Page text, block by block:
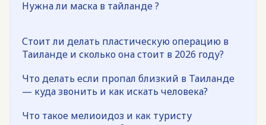
Нужна ли маска в тайланде ?
Стоит ли делать пластическую операцию в
Таиланде и сколько она стоит в 2026 году?
Что делать если пропал близкий в Таиланде
— куда звонить и как искать человека?
Что такое мелиоидоз и как туристу